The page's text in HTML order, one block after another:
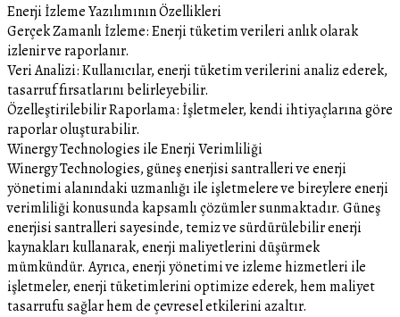
Enerji İzleme Yazılımının Özellikleri
Gerçek Zamanlı İzleme: Enerji tüketim verileri anlık olarak
izlenir ve raporlanır.
Veri Analizi: Kullanıcılar, enerji tüketim verilerini analiz ederek,
tasarruf fırsatlarını belirleyebilir.
Özelleştirilebilir Raporlama: İşletmeler, kendi ihtiyaçlarına göre
raporlar oluşturabilir.
Winergy Technologies ile Enerji Verimliliği
Winergy Technologies, güneş enerjisi santralleri ve enerji
yönetimi alanındaki uzmanlığı ile işletmelere ve bireylere enerji
verimliliği konusunda kapsamlı çözümler sunmaktadır. Güneş
enerjisi santralleri sayesinde, temiz ve sürdürülebilir enerji
kaynakları kullanarak, enerji maliyetlerini düşürmek
mümkündür. Ayrıca, enerji yönetimi ve izleme hizmetleri ile
işletmeler, enerji tüketimlerini optimize ederek, hem maliyet
tasarrufu sağlar hem de çevresel etkilerini azaltır.